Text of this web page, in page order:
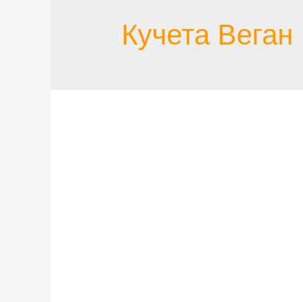
Кучета Веган